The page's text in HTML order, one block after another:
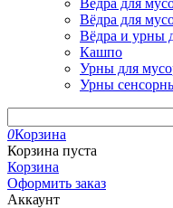
Ведра для
Вёдра для
Вёдра и урны
Кашпо
Урны для
Урны
0Корзина
Корзина пуста
Корзина
Оформить заказ
Аккаунт